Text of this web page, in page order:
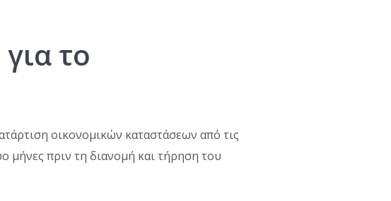
το
οικονομικών καταστάσεων από τις
μήνες πριν τη διανομή και τήρηση του